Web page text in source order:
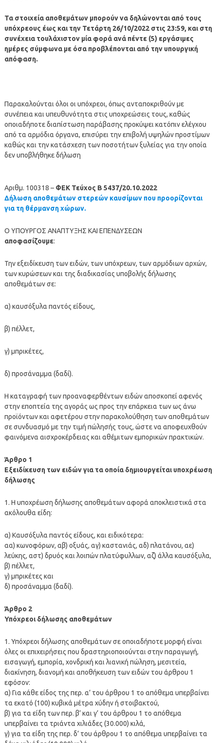
Τα στοιχεία αποθεμάτων μπορούν να δηλώνονται από τους
υπόχρεους έως και την Τετάρτη 26/10/2022 στις 23:59, και στη
συνέχεια τουλάχιστον μία φορά ανά πέντε (5) εργάσιμες
ημέρες σύμφωνα με όσα προβλέπονται από την υπουργική
απόφαση.
Παρακαλούνται όλοι οι υπόχρεοι, όπως ανταποκριθούν με
συνέπεια και υπευθυνότητα στις υποχρεώσεις τους, καθώς
οποιαδήποτε διαπίστωση παράβασης προκύψει κατόπιν ελέγχου
από τα αρμόδια όργανα, επισύρει την επιβολή υψηλών προστίμων
καθώς και την κατάσχεση των ποσοτήτων ξυλείας για την οποία
δεν υποβλήθηκε δήλωση
Αριθμ. 100318 – ΦΕΚ Τεύχος Β 5437/20.10.2022
Δήλωση αποθεμάτων στερεών καυσίμων που προορίζονται
για τη θέρμανση χώρων.
Ο ΥΠΟΥΡΓΟΣ ΑΝΑΠΤΥΞΗΣ ΚΑΙ ΕΠΕΝΔΥΣΕΩΝ
αποφασίζουμε:
Την εξειδίκευση των ειδών, των υπόχρεων, των αρμόδιων αρχών,
των κυρώσεων και της διαδικασίας υποβολής δήλωσης
αποθεμάτων σε:
α) καυσόξυλα παντός είδους,
β) πέλλετ,
γ) μπρικέτες,
δ) προσάναμμα (δαδί).
Η καταγραφή των προαναφερθέντων ειδών αποσκοπεί αφενός
στην εποπτεία της αγοράς ως προς την επάρκεια των ως άνω
προϊόντων και αφετέρου στην παρακολούθηση των αποθεμάτων
σε συνδυασμό με την τιμή πώλησής τους, ώστε να αποφευχθούν
φαινόμενα αισχροκέρδειας και αθέμιτων εμπορικών πρακτικών.
Άρθρο 1
Εξειδίκευση των ειδών για τα οποία δημιουργείται υποχρέωση
δήλωσης
1. Η υποχρέωση δήλωσης αποθεμάτων αφορά αποκλειστικά στα
ακόλουθα είδη:
α) Καυσόξυλα παντός είδους, και ειδικότερα:
αα) κωνοφόρων, αβ) οξυάς, αγ) καστανιάς, αδ) πλατάνου, αε)
λεύκης, αστ) δρυός και λοιπών πλατύφυλλων, αζ) άλλα καυσόξυλα,
β) πέλλετ,
γ) μπρικέτες και
δ) προσάναμμα (δαδί).
Άρθρο 2
Υπόχρεοι δήλωσης αποθεμάτων
1. Υπόχρεοι δήλωσης αποθεμάτων σε οποιαδήποτε μορφή είναι
όλες οι επιχειρήσεις που δραστηριοποιούνται στην παραγωγή,
εισαγωγή, εμπορία, χονδρική και λιανική πώληση, μεσιτεία,
διακίνηση, διανομή και αποθήκευση των ειδών του άρθρου 1
εφόσον:
α) Για κάθε είδος της περ. α’ του άρθρου 1 το απόθεμα υπερβαίνει
τα εκατό (100) κυβικά μέτρα χύδην ή στοιβακτού,
β) για τα είδη των περ. β’ και γ’ του άρθρου 1 το απόθεμα
υπερβαίνει τα τριάντα χιλιάδες (30.000) κιλά,
γ) για τα είδη της περ. δ’ του άρθρου 1 το απόθεμα υπερβαίνει τα